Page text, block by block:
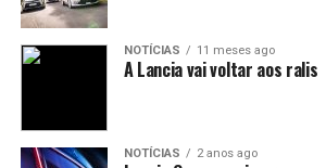
NOTÍCIAS 11 meses ago
A Lancia vai voltar aos ralis
NOTÍCIAS 2 anos ago